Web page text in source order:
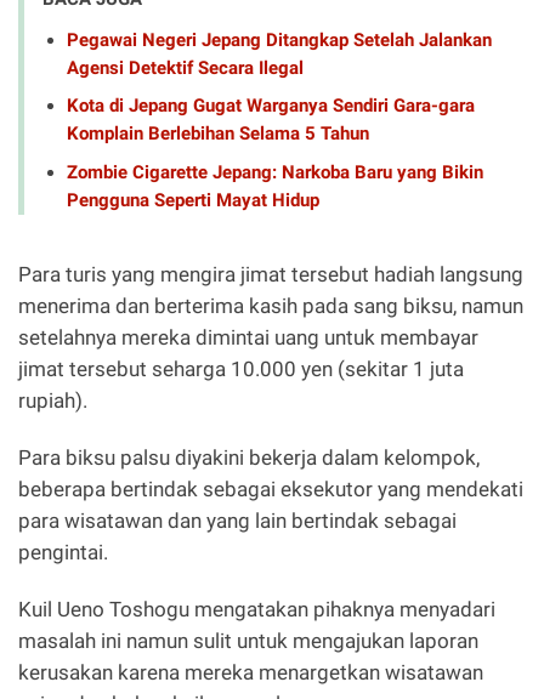
Pegawai Negeri Jepang Ditangkap Setelah Jalankan
Agensi Detektif Secara Ilegal
Kota di Jepang Gugat Warganya Sendiri Gara-gara
Komplain Berlebihan Selama 5 Tahun
Zombie Cigarette Jepang: Narkoba Baru yang Bikin
Pengguna Seperti Mayat Hidup
Para turis yang mengira jimat tersebut hadiah langsung
menerima dan berterima kasih pada sang biksu, namun
setelahnya mereka dimintai uang untuk membayar
jimat tersebut seharga 10.000 yen (sekitar 1 juta
rupiah).
Para biksu palsu diyakini bekerja dalam kelompok,
beberapa bertindak sebagai eksekutor yang mendekati
para wisatawan dan yang lain bertindak sebagai
pengintai.
Kuil Ueno Toshogu mengatakan pihaknya menyadari
masalah ini namun sulit untuk mengajukan laporan
kerusakan karena mereka menargetkan wisatawan